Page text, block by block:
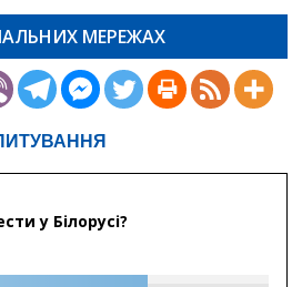
МЕРЕЖАХ
у Білорусі?